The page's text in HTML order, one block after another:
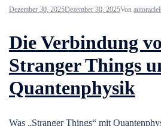
Dezember 30, 2025Dezember 30, 2025Von autoracle
Die Verbindung
Stranger Things
Quantenphysik
Was „Stranger Things“ mit